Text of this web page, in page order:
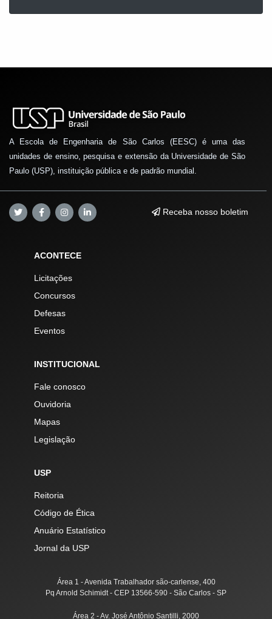
A Escola de Engenharia de São Carlos (EESC) é uma das
unidades de ensino, pesquisa e extensão da Universidade de São
Paulo (USP), instituição pública e de padrão mundial.
Receba nosso boletim
ACONTECE
Licitações
Concursos
Defesas
Eventos
INSTITUCIONAL
Fale conosco
Ouvidoria
Mapas
Legislação
USP
Reitoria
Código de Ética
Anuário Estatístico
Jornal da USP
Área 1 - Avenida Trabalhador são-carlense, 400
Pq Arnold Schimidt - CEP 13566-590 - São Carlos - SP
Área 2 - Av. José Antônio Santilli, 2000